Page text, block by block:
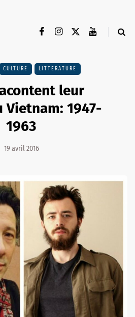
CULTURE LITTÉRATURE
leur
Vietnam: 1947-
1963
19 avril 2016